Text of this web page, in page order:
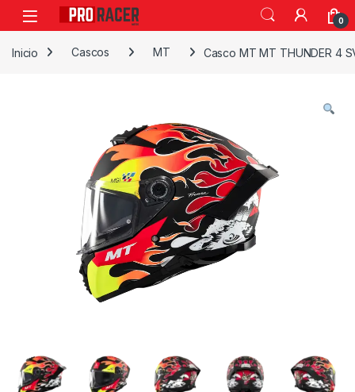
0
Inicio Cascos MT Casco MT MT THUNDER 4